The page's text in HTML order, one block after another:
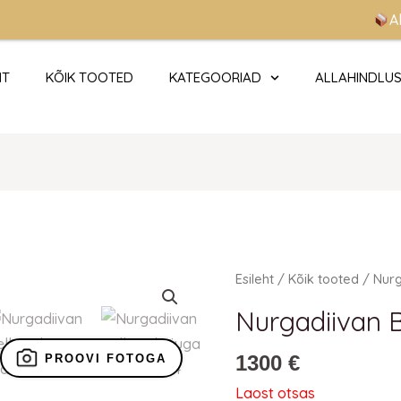
KÕIK TOOTED KATEGOORIAD
PROOVI FOTOGA
Esileht /Kõik tooted /
Nurgadiivan
1300€
Laost otsas